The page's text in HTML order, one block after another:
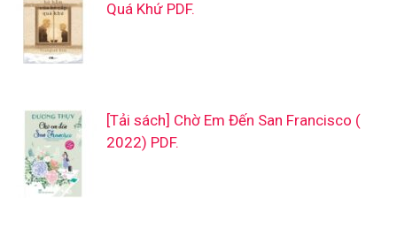
Quá Khứ PDF.
[Tải sách] Chờ Em Đến San Francisco (
2022) PDF.